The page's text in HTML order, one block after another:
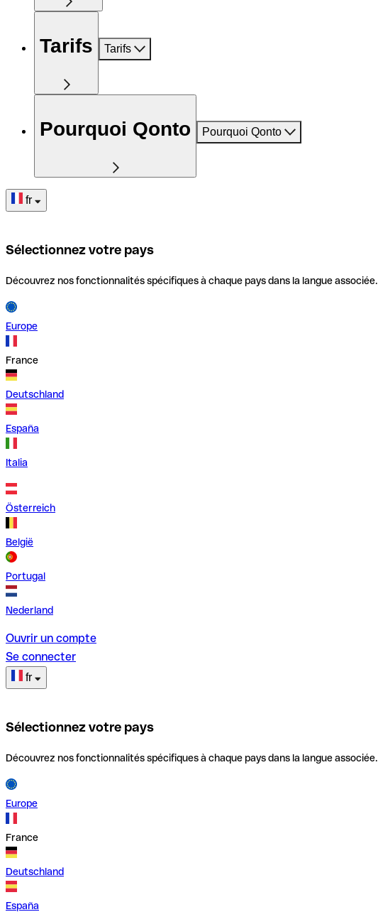
Tarifs Tarifs
Pourquoi Qonto Pourquoi Qonto
fr
Sélectionnez votre pays
Découvrez nos fonctionnalités spécifiques à chaque pays dans la langue associée.
Europe
France
Deutschland
España
Italia
Österreich
België
Portugal
Nederland
Ouvrir un compte
Se connecter
fr
Sélectionnez votre pays
Découvrez nos fonctionnalités spécifiques à chaque pays dans la langue associée.
Europe
France
Deutschland
España